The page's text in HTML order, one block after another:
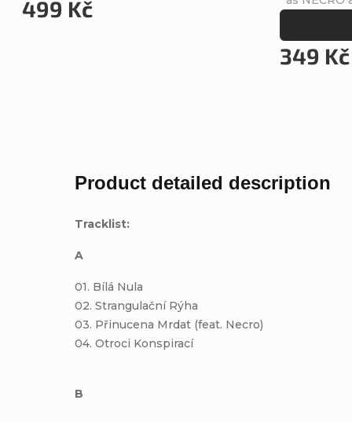
499 Kč
349 Kč
Product detailed description
Tracklist:
A
01. Bílá Nula
02. Strangulační Rýha
03. Přinucena Mrdat (feat. Necro)
04. Otroci Konspirací
B